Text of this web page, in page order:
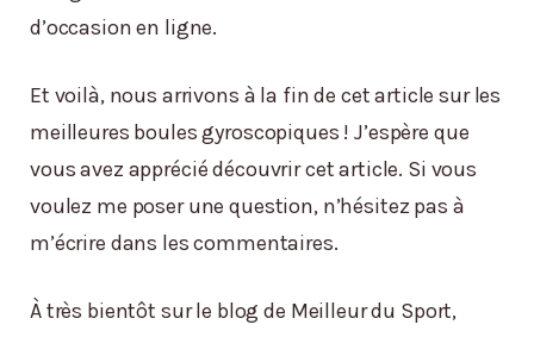
d’occasion en ligne.
Et voilà, nous arrivons à la fin de cet article sur les
meilleures boules gyroscopiques ! J’espère que
vous avez apprécié découvrir cet article. Si vous
voulez me poser une question, n’hésitez pas à
m’écrire dans les commentaires.
À très bientôt sur le blog de Meilleur du Sport,